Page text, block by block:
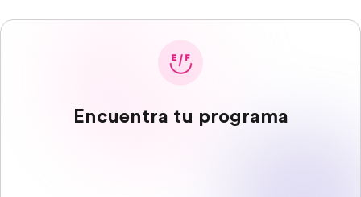
Encuentra tu programa